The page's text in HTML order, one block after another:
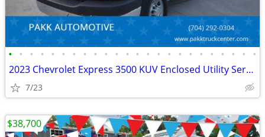
• • • • • • • • • • • • • • • • • • • • • • • •
2023 Chevrolet Express 3500 KUV Enclosed Utility Service Plumber Truck
7/23
$38,700